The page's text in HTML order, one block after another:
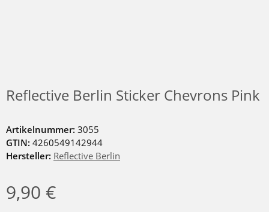
Reflective Berlin Sticker Chevrons Pink
Artikelnummer: 3055
GTIN: 4260549142944
Hersteller: Reflective Berlin
9,90 €